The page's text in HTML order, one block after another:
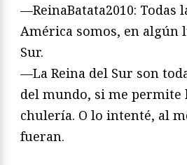
—ReinaBatata2010: Todas
América somos, en algún
Sur.
—La Reina del Sur son
del mundo, si me permite
chulería. O lo intenté, al
fueran.